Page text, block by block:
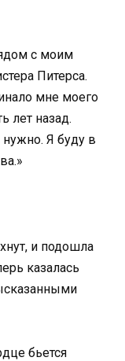
с моим
Питерса.
мне моего
лет назад.
Я буду в
и подошла
казалась
бьется